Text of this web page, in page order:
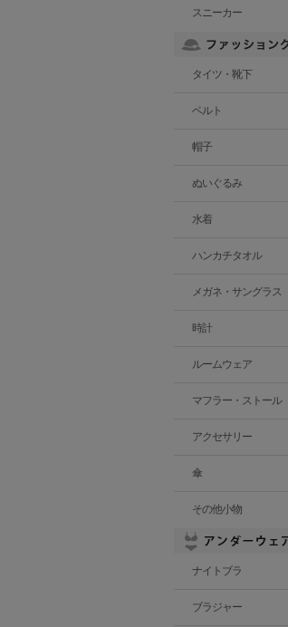
スニーカー
タイツ・靴下
ベルト
帽子
ぬいぐるみ
水着
ハンカチタオル
メガネ・サングラス
時計
ルームウェア
マフラー・ストール
アクセサリー
傘
その他小物
ナイトブラ
ブラジャー